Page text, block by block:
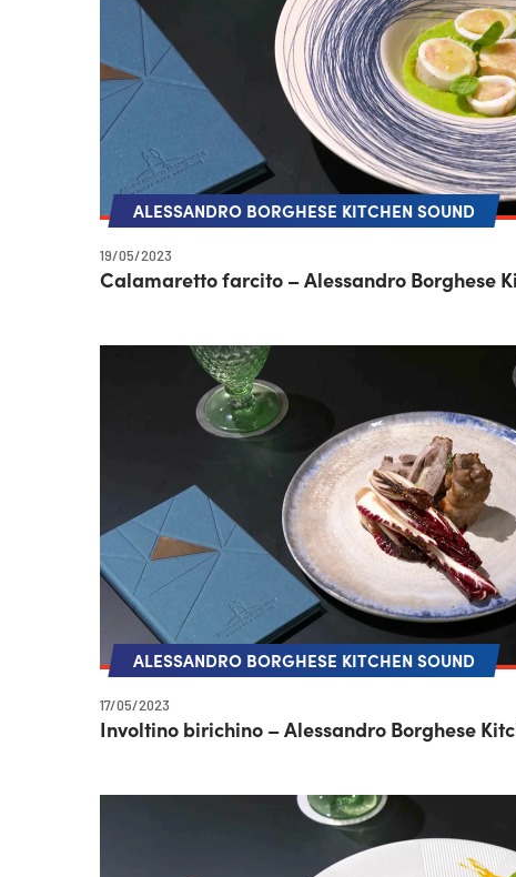
ALESSANDRO BORGHESE KITCHEN SOUND
19/05/2023
Calamaretto farcito – Alessandro Borghese
ALESSANDRO BORGHESE KITCHEN SOUND
17/05/2023
Involtino birichino – Alessandro Borghese